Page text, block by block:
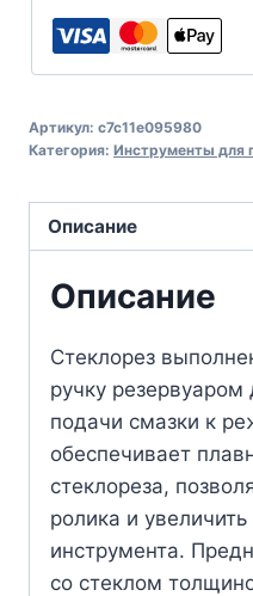
Артикул: c7c11e095980
Категория: Инструменты для
Описание
Описание
Стеклорез
ручку
подачи смазки к
обеспечивает
стеклореза,
ролика и
инструмента.
со стеклом